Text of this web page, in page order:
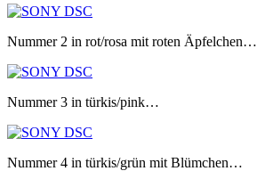
Nummer 2 in rot/rosa mit roten Äpfelchen…
Nummer 3 in türkis/pink…
Nummer 4 in türkis/grün mit Blümchen…